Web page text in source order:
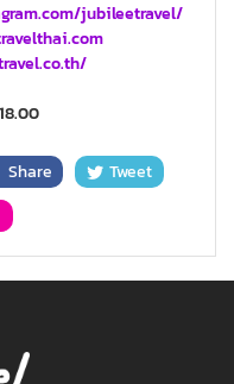
jubileetravel/
Share
Tweet